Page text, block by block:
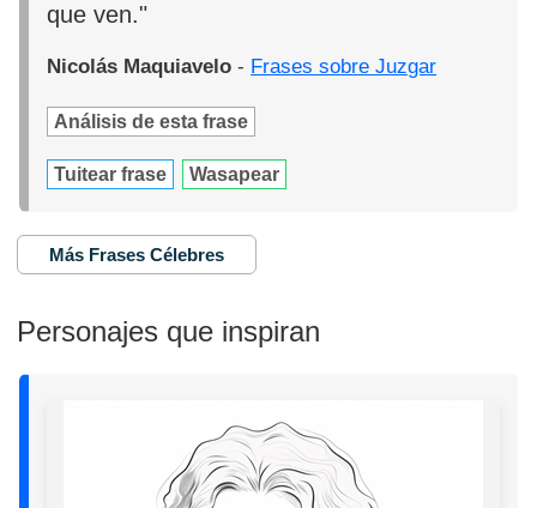
que ven."
Nicolás Maquiavelo - Frases sobre Juzgar
Análisis de esta frase
Tuitear frase Wasapear
Más Frases Célebres
Personajes que inspiran